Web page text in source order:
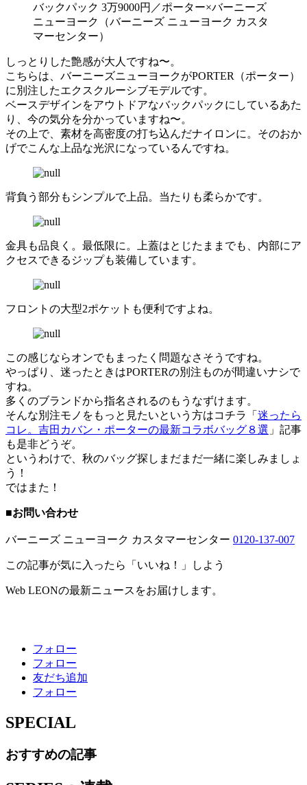
バックパック 3万9000円／ポーター×バーニーズ
ニューヨーク（バーニーズ ニューヨーク カスタ
マーセンター）
しっとりした艶感が大人ですね〜。
こちらは、バーニーズニューヨークがPORTER（ポーター）
に別注したエクスクルーシブモデルです。
ベースデザインをアウトドアなバックパックにしているあた
り、今の気分を分かっていますね〜。
その上で、素材を高密度の打ち込んだナイロンに。そのおか
げでこんな上品な光沢になっているんですね。
背負う部分もシンプルで上品。当たりも柔らかです。
金具も品良く。最低限に。上蓋はとじたままでも、内部にア
クセスできるジップも装備しています。
フロントの大型2ポケットも便利ですよね。
この感じならオンでもまったく問題なさそうですね。
やっぱり、迷ったときはPORTERの別注ものが間違いナシで
すね。
多くのブランドから指名されるのもうなずけます。
そんな別注モノをもっと見たいという方はコチラ「 迷ったら
コレ。吉田カバン・ポーターの最新コラボバッグ８選 」記事
も是非どうぞ。
というわけで、秋のバッグ探しまだまだ一緒に楽しみましょ
う！
ではまた！
■お問い合わせ
バーニーズ ニューヨーク カスタマーセンター 0120-137-007
この記事が気に入ったら「いいね！」しよう
Web LEONの最新ニュースをお届けします。
フォロー
フォロー
友だち追加
フォロー
SPECIAL
おすすめの記事